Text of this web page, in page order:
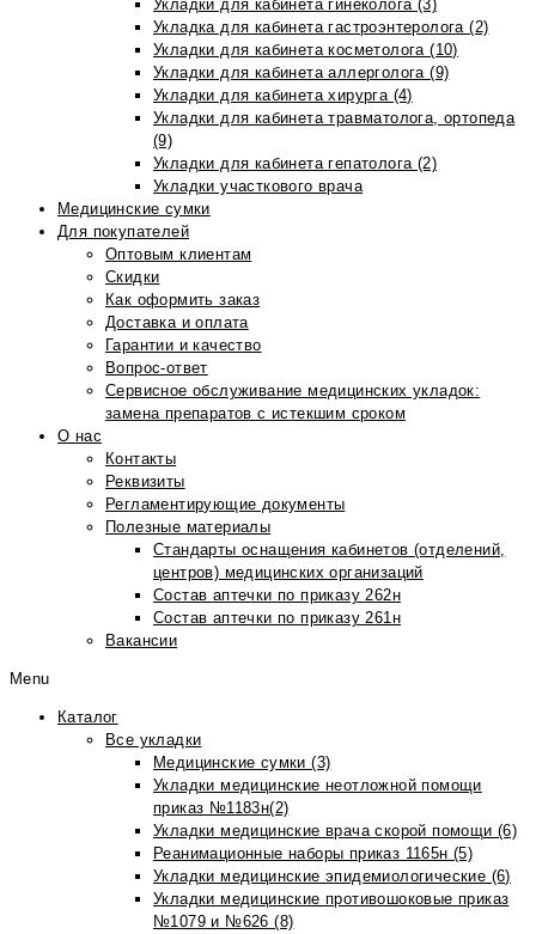
Укладки для кабинета гинеколога (3)
Укладка для кабинета гастроэнтеролога (2)
Укладки для кабинета косметолога (10)
Укладки для кабинета аллерголога (9)
Укладки для кабинета хирурга (4)
Укладки для кабинета травматолога, ортопеда
(9)
Укладки для кабинета гепатолога (2)
Укладки участкового врача
Медицинские сумки
Для покупателей
Оптовым клиентам
Скидки
Как оформить заказ
Доставка и оплата
Гарантии и качество
Вопрос-ответ
Сервисное обслуживание медицинских укладок:
замена препаратов с истекшим сроком
О нас
Контакты
Реквизиты
Регламентирующие документы
Полезные материалы
Стандарты оснащения кабинетов (отделений,
центров) медицинских организаций
Состав аптечки по приказу 262н
Состав аптечки по приказу 261н
Вакансии
Menu
Каталог
Все укладки
Медицинские сумки (3)
Укладки медицинские неотложной помощи
приказ №1183н(2)
Укладки медицинские врача скорой помощи (6)
Реанимационные наборы приказ 1165н (5)
Укладки медицинские эпидемиологические (6)
Укладки медицинские противошоковые приказ
№1079 и №626 (8)